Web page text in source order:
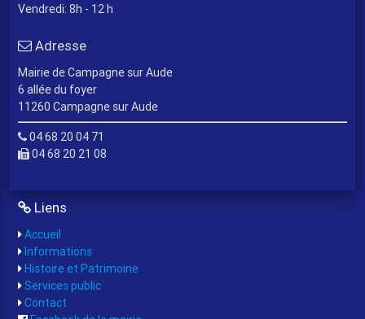
Vendredi: 8h - 12 h
Adresse
Mairie de Campagne sur Aude
6 allée du foyer
11260 Campagne sur Aude
04 68 20 04 71
04 68 20 21 08
Liens
Accueil
Informations
Histoire et Patrimoine
Services public
Contact